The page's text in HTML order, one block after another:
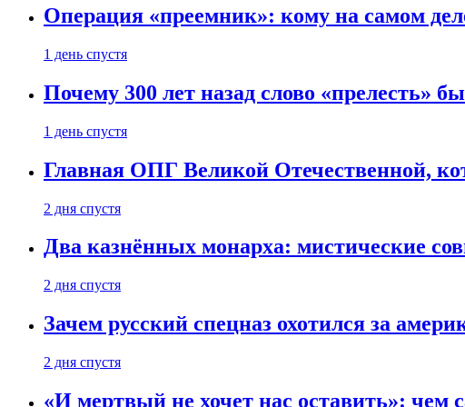
Операция «преемник»: кому на самом
1 день спустя
Почему 300 лет назад слово «прелесть»
1 день спустя
Главная ОПГ Великой Отечественной,
2 дня спустя
Два казнённых монарха: мистические
2 дня спустя
Зачем русский спецназ охотился за
2 дня спустя
«И мертвый не хочет нас оставить»: чем